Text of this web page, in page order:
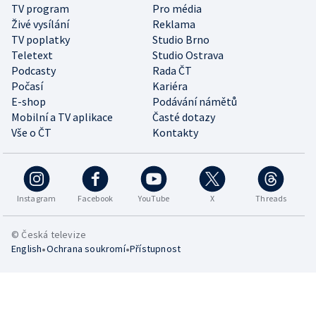
TV program
Pro média
Živé vysílání
Reklama
TV poplatky
Studio Brno
Teletext
Studio Ostrava
Podcasty
Rada ČT
Počasí
Kariéra
E-shop
Podávání námětů
Mobilní a TV aplikace
Časté dotazy
Vše o ČT
Kontakty
Instagram Facebook YouTube X Threads
© Česká televize
English•Ochrana soukromí•Přístupnost